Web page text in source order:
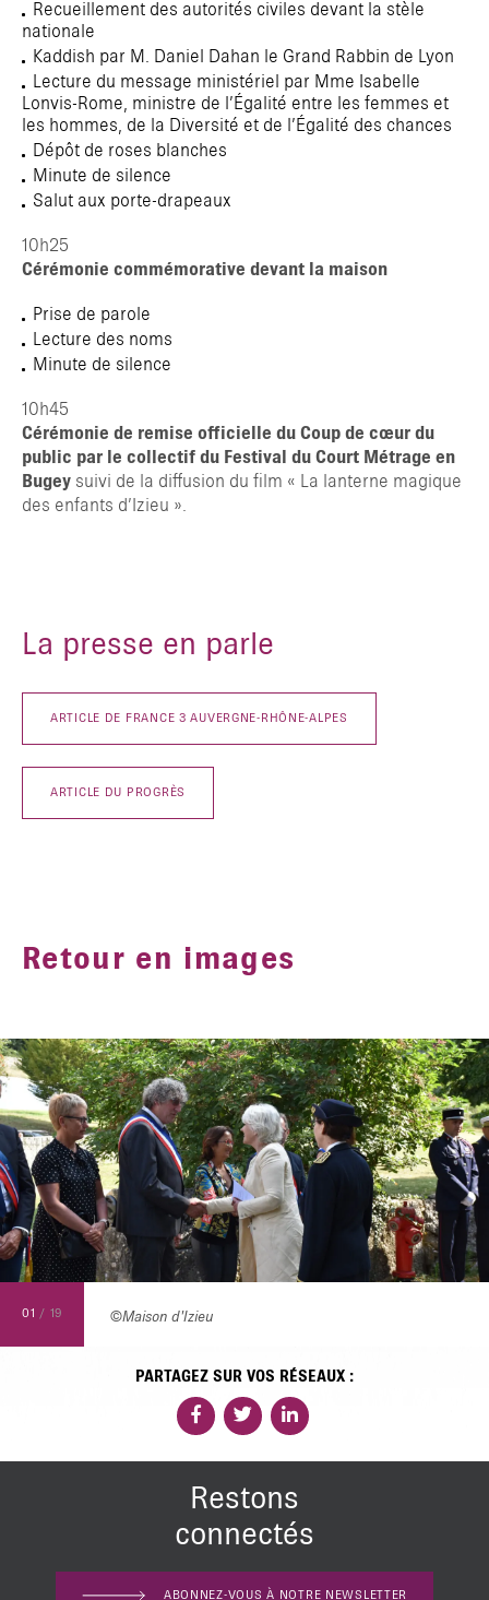
Recueillement des autorités civiles devant la stèle
nationale
Kaddish par M. Daniel Dahan le Grand Rabbin de Lyon
Lecture du message ministériel par Mme Isabelle
Lonvis-Rome, ministre de l’Égalité entre les femmes et
les hommes, de la Diversité et de l’Égalité des chances
Dépôt de roses blanches
Minute de silence
Salut aux porte-drapeaux
10h25
Cérémonie commémorative devant la maison
Prise de parole
Lecture des noms
Minute de silence
10h45
Cérémonie de remise officielle du Coup de cœur du
public par le collectif du Festival du Court Métrage en
Bugey suivi de la diffusion du film « La lanterne magique
des enfants d’Izieu ».
La presse en parle
ARTICLE DE FRANCE 3 AUVERGNE-RHÔNE-ALPES
ARTICLE DU PROGRÈS
Retour en images
01 / 19 ©Maison d'Izieu
PARTAGEZ SUR VOS RÉSEAUX :
Restons
connectés
ABONNEZ-VOUS À NOTRE NEWSLETTER